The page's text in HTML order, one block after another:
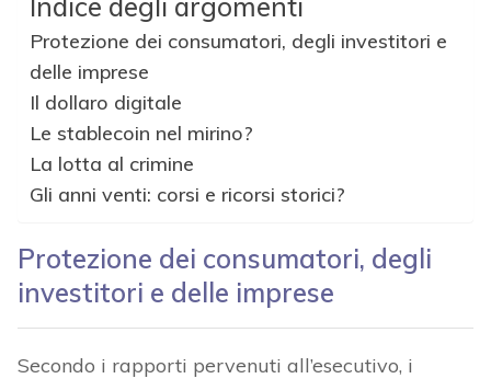
Indice degli argomenti
Protezione dei consumatori, degli investitori e
delle imprese
Il dollaro digitale
Le stablecoin nel mirino?
La lotta al crimine
Gli anni venti: corsi e ricorsi storici?
Protezione dei consumatori, degli
investitori e delle imprese
Secondo i rapporti pervenuti all’esecutivo, i